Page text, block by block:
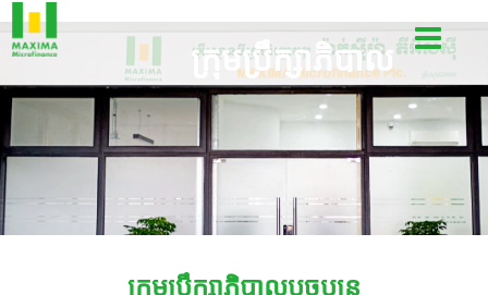
ក្រុមប្រឹក្សាភិបាល
ក្រុមប្រឹក្សាភិបាលបច្ចុប្បន្ន